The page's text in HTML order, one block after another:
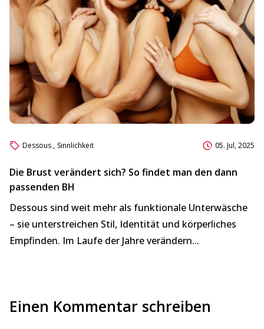
Dessous , Sinnlichkeit 05. Jul, 2025
Die Brust verändert sich? So findet man den dann
passenden BH
Dessous sind weit mehr als funktionale Unterwäsche
– sie unterstreichen Stil, Identität und körperliches
Empfinden. Im Laufe der Jahre verändern...
Einen Kommentar schreiben